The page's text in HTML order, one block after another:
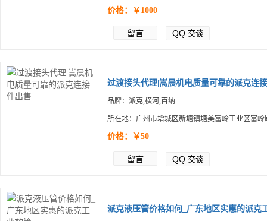
价格：￥1000
留言 QQ 交谈
过渡接头代理|嵩晨机电质量可靠的派克连
品牌：派克,横河,百纳
所在地：广州市增城区新塘镇塘美富岭工业区富岭
价格：￥50
留言 QQ 交谈
派克液压管价格如何_广东地区实惠的派克